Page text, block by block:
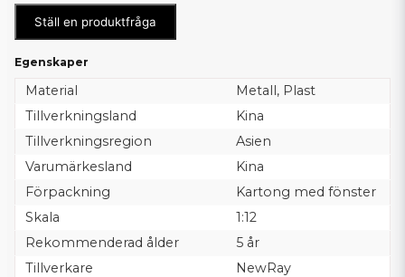
Ställ en produktfråga
Egenskaper
Material
Metall, Plast
Tillverkningsland
Kina
Tillverkningsregion
Asien
Varumärkesland
Kina
Förpackning
Kartong med fönster
Skala
1:12
Rekommenderad ålder
5 år
Tillverkare
NewRay